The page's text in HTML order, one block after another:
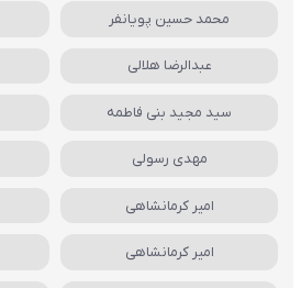
محمد حسین پویانفر
عبدالرضا هلالی
سید مجید بنی فاطمه
مهدی رسولی
امیر کرمانشاهی
امیر کرمانشاهی